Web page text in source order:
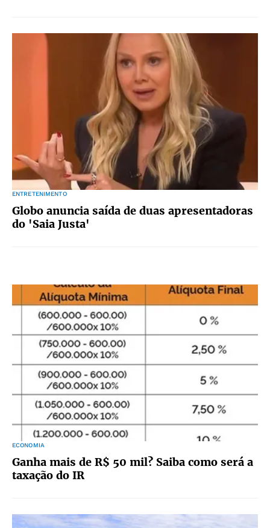
ENTRETENIMENTO
Globo anuncia saída de duas apresentadoras
do 'Saia Justa'
ECONOMIA
Ganha mais de R$ 50 mil? Saiba como será a
taxação do IR